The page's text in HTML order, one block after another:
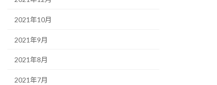
2021年10月
2021年9月
2021年8月
2021年7月